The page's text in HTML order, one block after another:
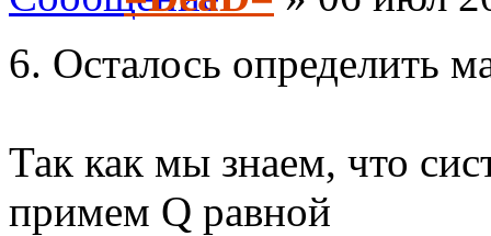
6. Осталось определить
Так как мы знаем, что
примем Q равной